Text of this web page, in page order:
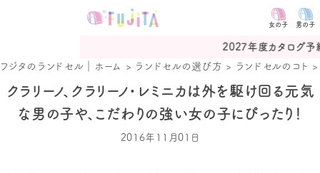
女の子 男の子
2027年度カタログ予約受付中
フジタのランドセル｜ホーム
> ランドセルの選び方 > ランドセルのコト
クラリーノ、クラリーノ・レミニカは外を駆け回る元気
な男の子や、こだわりの強い女の子にぴったり！
2016年11月01日